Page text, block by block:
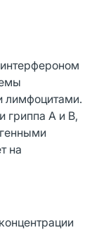
лимфоцитами.
гриппа А и В,
на